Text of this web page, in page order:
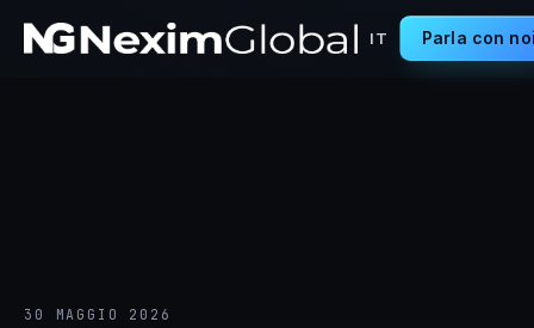
IT Parla con
30 MAGGIO 2026